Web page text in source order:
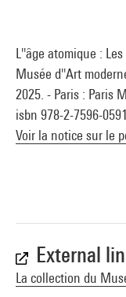
L''âge atomique :
Musée d''Art
2025. - Paris : Paris
isbn 978-2-7596-
Voir la notice sur le
External
La collection du